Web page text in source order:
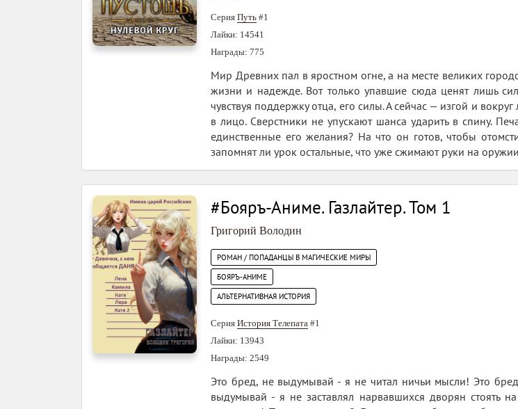
Серия Путь #1
Лайки: 14541
Награды: 775
Мир Древних пал в яростном огне, а на месте великих
жизни и надежде. Вот только упавшие сюда ценят лишь
чувствуя поддержку отца, его силы. А сейчас — изгой и
в лицо. Сверстники не упускают шанса ударить в спину.
единственные его желания? На что он готов, чтобы
запомнят ли урок остальные, что уже сжимают руки на
#Бояръ-Аниме. Газлайтер. Том 1
Григорий Володин
РОМАН / ПОПАДАНЦЫ В МАГИЧЕСКИЕ МИРЫ
БОЯРЪ-АНИМЕ
АЛЬТЕРНАТИВНАЯ ИСТОРИЯ
Серия История Телепата #1
Лайки: 13943
Награды: 2549
Это бред, не выдумывай - я не читал ничьи мысли! Это
выдумывай - я не заставлял нарвавшихся дворян стоять